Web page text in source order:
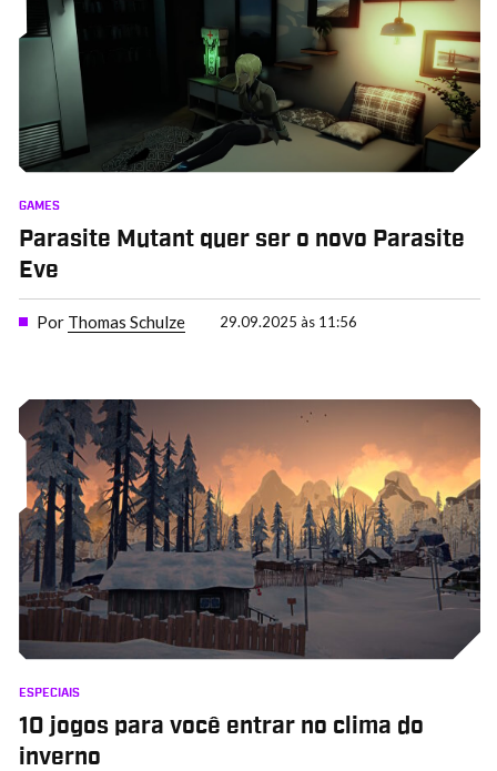
GAMES
Parasite Mutant quer ser o novo Parasite
Eve
Por Thomas Schulze 29.09.2025 às 11:56
ESPECIAIS
10 jogos para você entrar no clima do
inverno